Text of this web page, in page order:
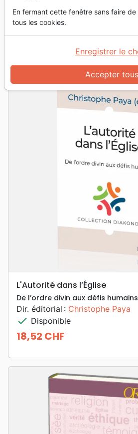
Matthieu
L'Autorité dans l’Église
De l’ordre divin aux défis
Dir. éditorial : Christophe Paya
check Disponible
Prix
18,52 CHF
En fermant cette fenêtre sans faire
tous les cookies.
Accepter tous
Enregistrer le